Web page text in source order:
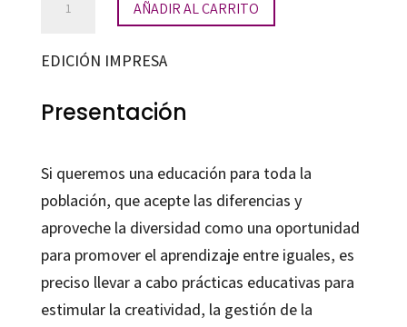
de
de
AÑADIR AL CARRITO
EDICIÓN IMPRESA
Presentación
Si queremos una educación para toda la
población, que acepte las diferencias y
aproveche la diversidad como una oportunidad
para promover el aprendizaje entre iguales, es
preciso llevar a cabo prácticas educativas para
estimular la creatividad, la gestión de la